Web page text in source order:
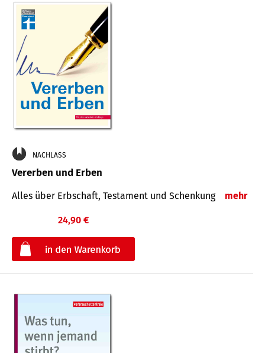
NACHLASS
Vererben und Erben
Alles über Erbschaft, Testament und Schenkung mehr
24,90 €